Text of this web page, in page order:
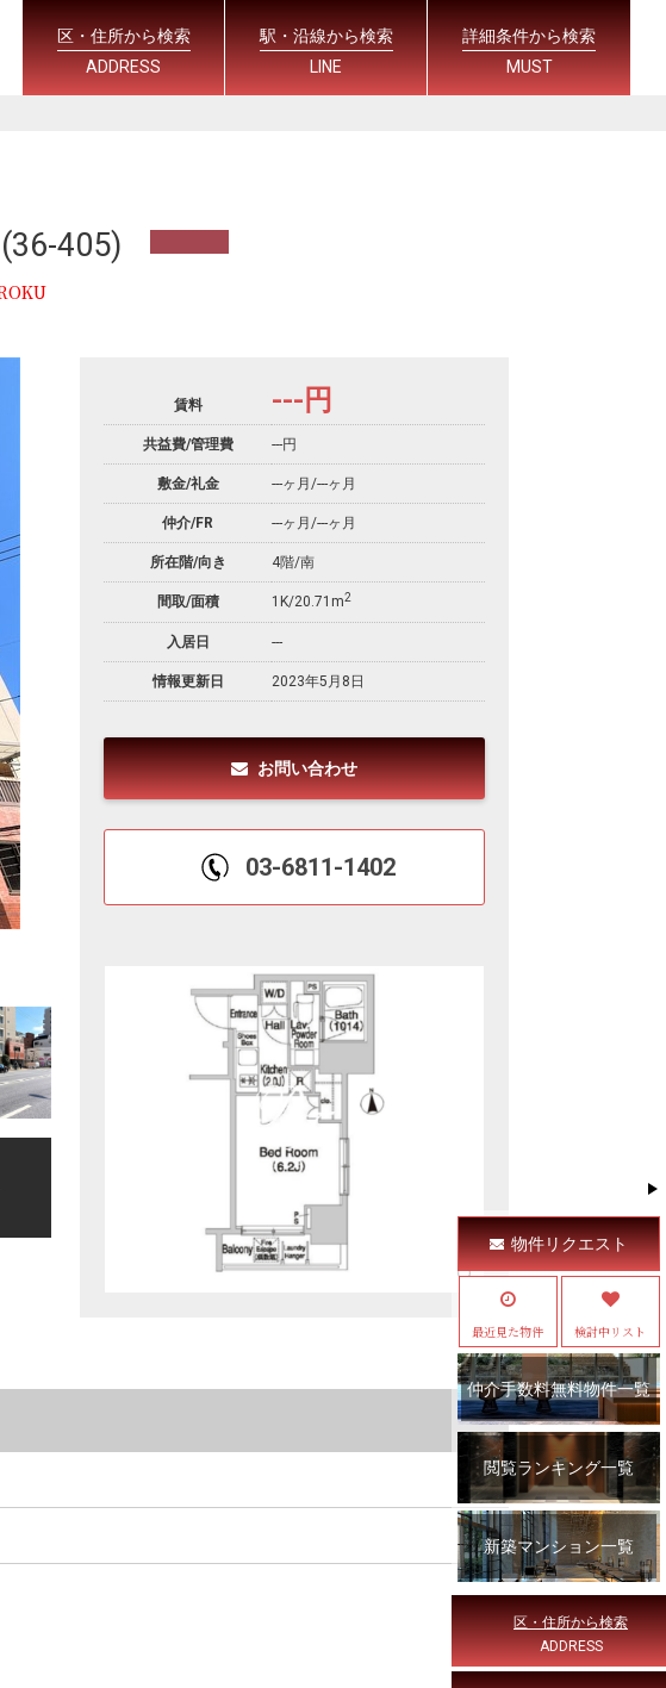
区・住所から検索
ADDRESS
駅・沿線から検索
LINE
詳細条件から検索
MUST
405)
賃料 --- 円
共益費/管理費 ---円
敷金/礼金 ---ヶ月 /---ヶ月
仲介/FR ---ヶ月 /---ヶ月
所在階/向き 4階/南
間取/面積 1K/20.71m2
入居日 ---
情報更新日 2023年5月8日
お問い合わせ
03-6811-1402
物件リクエスト
最近見た物件 検討中リスト
仲介手数料無料物件一覧
閲覧ランキング一覧
新築マンション一覧
区・住所から検索
ADDRESS